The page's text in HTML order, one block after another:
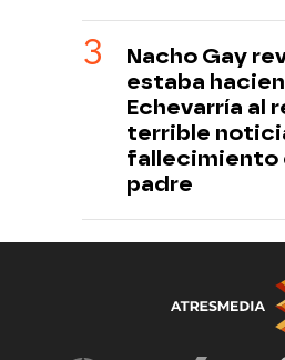
Nacho Gay
estaba
Echevarría al
terrible
fallecimiento
padre